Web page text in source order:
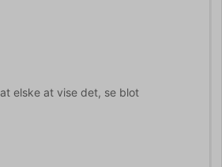
elske at vise det, se blot